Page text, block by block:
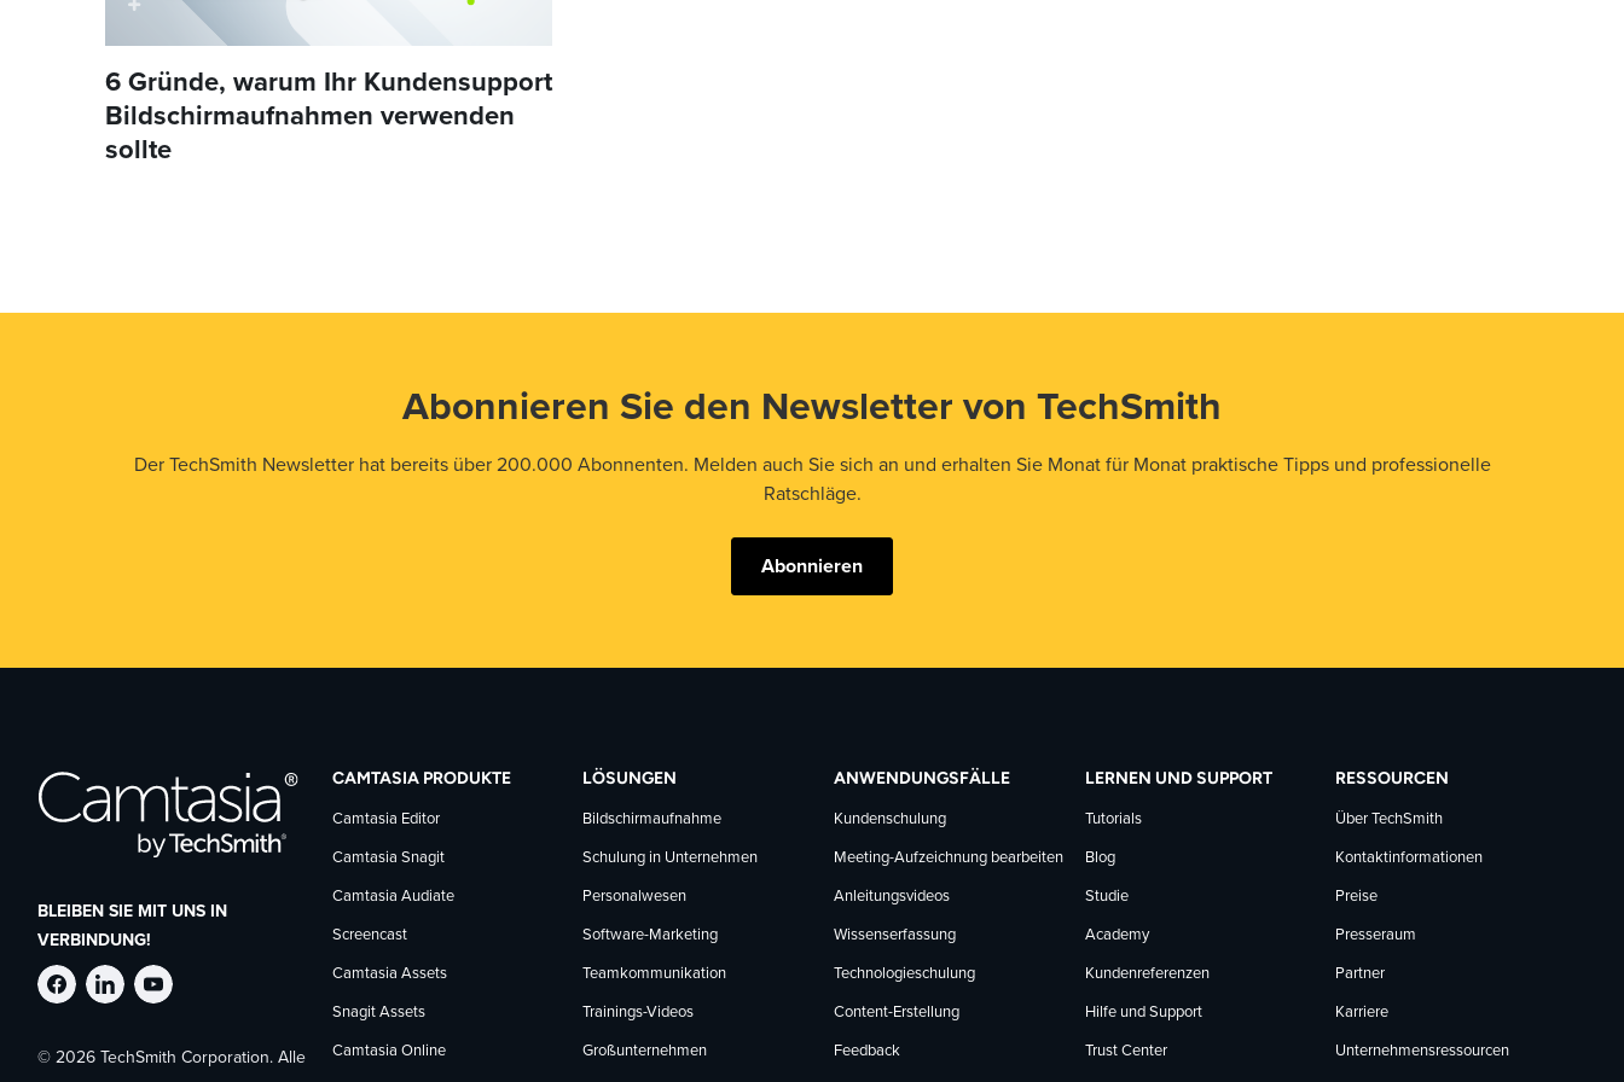
6 Gründe, warum Ihr Kundensupport
Bildschirmaufnahmen verwenden
sollte
Abonnieren Sie den Newsletter von TechSmith
Der TechSmith Newsletter hat bereits über 200.000 Abonnenten. Melden auch Sie sich an und erhalten Sie Monat für Monat praktische Tipps und professionelle
Ratschläge.
Abonnieren
BLEIBEN SIE MIT UNS IN
VERBINDUNG!
TechSmith
auf
TechSmith
auf
TechSmith
auf
© 2026 TechSmith Corporation. Alle
CAMTASIA PRODUKTE
Camtasia Editor
Camtasia Snagit
Camtasia Audiate
Screencast
Camtasia Assets
Snagit Assets
Camtasia Online
LÖSUNGEN
Bildschirmaufnahme
Schulung in Unternehmen
Personalwesen
Software-Marketing
Teamkommunikation
Trainings-Videos
Großunternehmen
ANWENDUNGSFÄLLE
Kundenschulung
Meeting-Aufzeichnung bearbeiten
Anleitungsvideos
Wissenserfassung
Technologieschulung
Content-Erstellung
Feedback
LERNEN UND SUPPORT
Tutorials
Blog
Studie
Academy
Kundenreferenzen
Hilfe und Support
Trust Center
RESSOURCEN
Über TechSmith
Kontaktinformationen
Preise
Presseraum
Partner
Karriere
Unternehmensressourcen